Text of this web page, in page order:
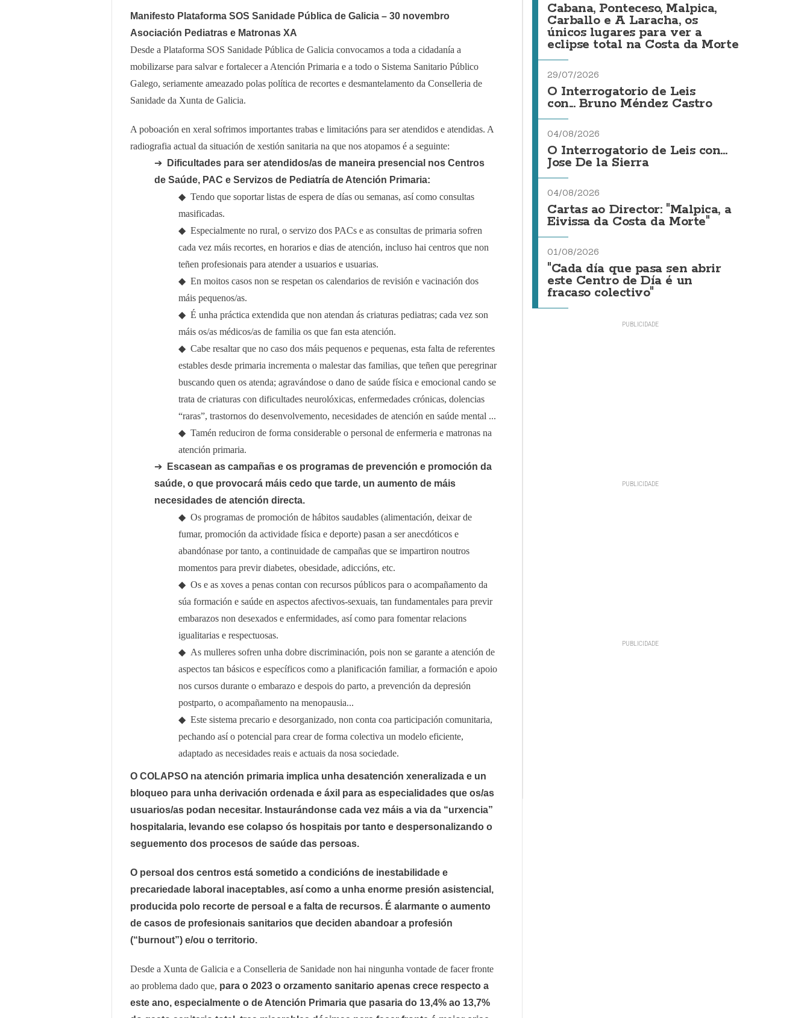
Manifesto Plataforma SOS Sanidade Pública de Galicia – 30 novembro
Asociación Pediatras e Matronas XA
Desde a Plataforma SOS Sanidade Pública de Galicia convocamos a toda a cidadanía a
mobilizarse para salvar e fortalecer a Atención Primaria e a todo o Sistema Sanitario Público
Galego, seriamente ameazado polas política de recortes e desmantelamento da Conselleria de
Sanidade da Xunta de Galicia.
A poboación en xeral sofrimos importantes trabas e limitacións para ser atendidos e atendidas. A
radiografia actual da situación de xestión sanitaria na que nos atopamos é a seguinte:
➔
Dificultades para ser atendidos/as de maneira presencial nos Centros
de Saúde, PAC e Servizos de Pediatría de Atención Primaria:
◆ Tendo que soportar listas de espera de días ou semanas, así como consultas
masificadas.
◆ Especialmente no rural, o servizo dos PACs e as consultas de primaria sofren
cada vez máis recortes, en horarios e dias de atención, incluso hai centros que non
teñen profesionais para atender a usuarios e usuarias.
◆ En moitos casos non se respetan os calendarios de revisión e vacinación dos
máis pequenos/as.
◆ É unha práctica extendida que non atendan ás criaturas pediatras; cada vez son
máis os/as médicos/as de familia os que fan esta atención.
◆ Cabe resaltar que no caso dos máis pequenos e pequenas, esta falta de referentes
estables desde primaria incrementa o malestar das familias, que teñen que peregrinar
buscando quen os atenda; agravándose o dano de saúde física e emocional cando se
trata de criaturas con dificultades neurolóxicas, enfermedades crónicas, dolencias
“raras”, trastornos do desenvolvemento, necesidades de atención en saúde mental ...
◆ Tamén reduciron de forma considerable o personal de enfermeria e matronas na
atención primaria.
➔
Escasean as campañas e os programas de prevención e promoción da
saúde, o que provocará máis cedo que tarde, un aumento de máis
necesidades de atención directa.
◆ Os programas de promoción de hábitos saudables (alimentación, deixar de
fumar, promoción da actividade física e deporte) pasan a ser anecdóticos e
abandónase por tanto, a continuidade de campañas que se impartiron noutros
momentos para previr diabetes, obesidade, adiccións, etc.
◆ Os e as xoves a penas contan con recursos públicos para o acompañamento da
súa formación e saúde en aspectos afectivos-sexuais, tan fundamentales para previr
embarazos non desexados e enfermidades, así como para fomentar relacions
igualitarias e respectuosas.
◆ As mulleres sofren unha dobre discriminación, pois non se garante a atención de
aspectos tan básicos e específicos como a planificación familiar, a formación e apoio
nos cursos durante o embarazo e despois do parto, a prevención da depresión
postparto, o acompañamento na menopausia...
◆ Este sistema precario e desorganizado, non conta coa participación comunitaria,
pechando así o potencial para crear de forma colectiva un modelo eficiente,
adaptado as necesidades reais e actuais da nosa sociedade.
O COLAPSO na atención primaria implica unha desatención xeneralizada e un
bloqueo para unha derivación ordenada e áxil para as especialidades que os/as
usuarios/as podan necesitar. Instaurándonse cada vez máis a via da “urxencia”
hospitalaria, levando ese colapso ós hospitais por tanto e despersonalizando o
seguemento dos procesos de saúde das persoas.
O persoal dos centros está sometido a condicións de inestabilidade e
precariedade laboral inaceptables, así como a unha enorme presión asistencial,
producida polo recorte de persoal e a falta de recursos. É alarmante o aumento
de casos de profesionais sanitarios que deciden abandoar a profesión
(“burnout”) e/ou o territorio.
Desde a Xunta de Galicia e a Conselleria de Sanidade non hai ningunha vontade de facer fronte
ao problema dado que, para o 2023 o orzamento sanitario apenas crece respecto a
este ano, especialmente o de Atención Primaria que pasaria do 13,4% ao 13,7%
Cabana, Ponteceso, Malpica,
Carballo e A Laracha, os
únicos lugares para ver a
eclipse total na Costa da Morte
29/07/2026
O Interrogatorio de Leis
con... Bruno Méndez Castro
04/08/2026
O Interrogatorio de Leis con...
Jose De la Sierra
04/08/2026
Cartas ao Director: "Malpica, a
Eivissa da Costa da Morte"
01/08/2026
"Cada día que pasa sen abrir
este Centro de Día é un
fracaso colectivo"